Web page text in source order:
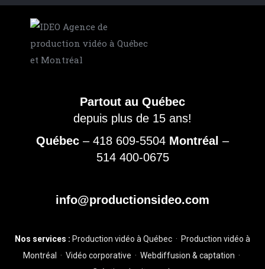
Partout au Québec
depuis plus de 15 ans!
Québec – 418 609-5504 Montréal –
514 400-0675
info@productionsideo.com
Nos services : Production vidéo à Québec · Production vidéo à
Montréal
· Vidéo corporative · Webdiffusion & captation ·